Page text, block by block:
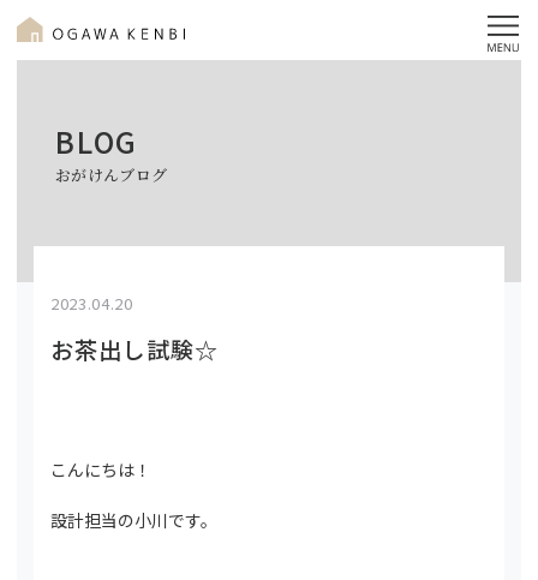
BLOG
おがけんブログ
2023.04.20
お茶出し試験☆
こんにちは！
設計担当の小川です。